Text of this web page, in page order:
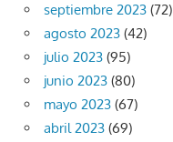
septiembre 2023 (72)
agosto 2023 (42)
julio 2023 (95)
junio 2023 (80)
mayo 2023 (67)
abril 2023 (69)